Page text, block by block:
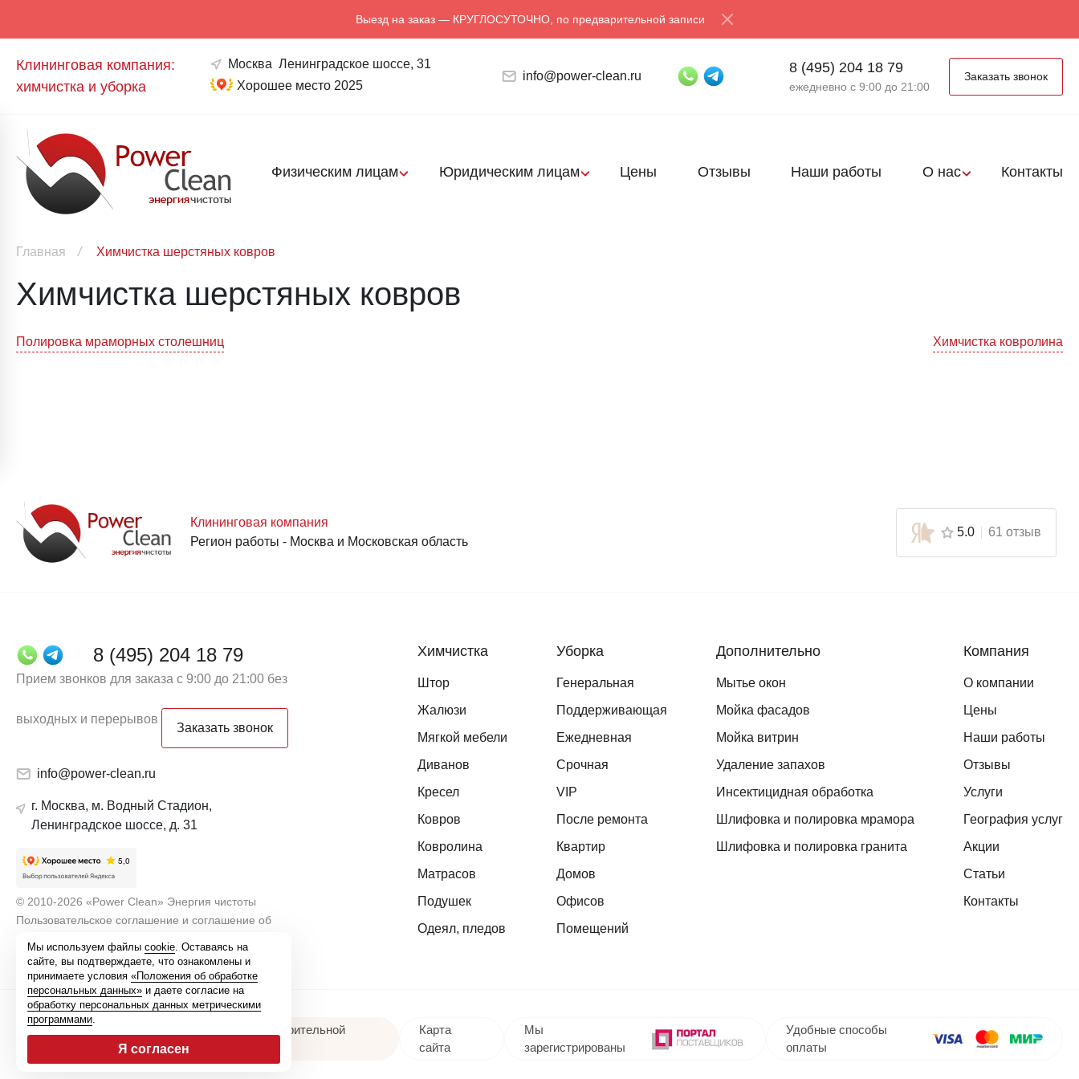
Выезд на заказ — КРУГЛОСУТОЧНО, по предварительной записи
Клининговая компания:
химчистка и уборка
Москва Ленинградское шоссе, 31
Хорошее место 2025
info@power-clean.ru
8 (495) 204 18 79
ежедневно с 9:00 до 21:00
Заказать звонок
Физическим лицам Юридическим лицам Цены Отзывы Наши работы О нас Контакты
Главная / Химчистка шерстяных ковров
Химчистка шерстяных ковров
Навигация
Полировка мраморных столешниц Химчистка ковролина
Клининговая компания
Регион работы - Москва и Московская область
5.0 61 отзыв
8 (495) 204 18 79
Прием звонков для заказа с 9:00 до 21:00 без
выходных и перерывов
Заказать звонок
info@power-clean.ru
г. Москва, м. Водный Стадион,
Ленинградское шоссе, д. 31
© 2010-2026 «Power Clean» Энергия чистоты
Пользовательское соглашение и соглашение об
Химчистка
Штор
Жалюзи
Мягкой мебели
Диванов
Кресел
Ковров
Ковролина
Матрасов
Подушек
Одеял, пледов
Уборка
Генеральная
Поддерживающая
Ежедневная
Срочная
VIP
После ремонта
Квартир
Домов
Офисов
Помещений
Дополнительно
Мытье окон
Мойка фасадов
Мойка витрин
Удаление запахов
Инсектицидная обработка
Шлифовка и полировка мрамора
Шлифовка и полировка гранита
Компания
О компании
Цены
Наши работы
Отзывы
Услуги
География услуг
Акции
Статьи
Контакты
Выезд на заказ круглосуточно, по предварительной
Карта
сайта
Мы
зарегистрированы
Удобные способы
оплаты
Мы используем файлы cookie. Оставаясь на
сайте, вы подтверждаете, что ознакомлены и
принимаете условия «Положения об обработке
персональных данных» и даете согласие на
обработку персональных данных метрическими
программами.
Я согласен